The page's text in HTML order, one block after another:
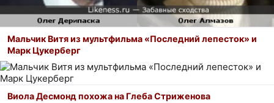
Мальчик Витя из мультфильма «Последний лепесток» и
Марк Цукерберг
Виола Десмонд похожа на Глеба Стриженова